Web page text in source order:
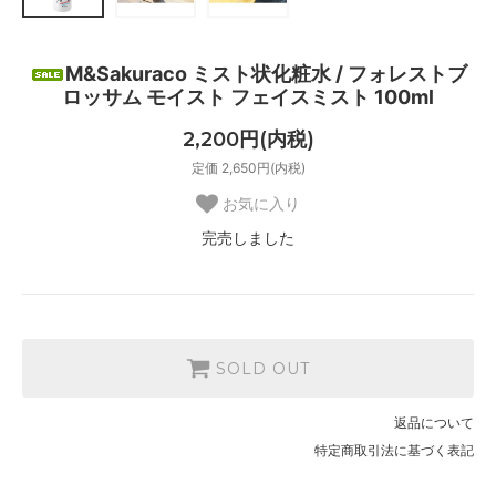
M&Sakuraco ミスト状化粧水 / フォレストブ
ロッサム モイスト フェイスミスト 100ml
2,200円(内税)
定価 2,650円(内税)
お気に入り
完売しました
SOLD OUT
返品について
特定商取引法に基づく表記